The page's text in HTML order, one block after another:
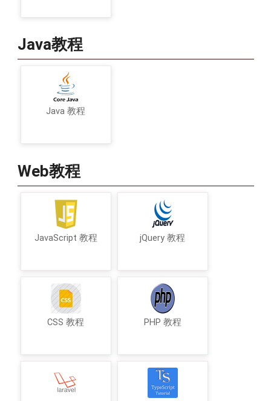
Java教程
Java 教程
Web教程
JavaScript 教程 jQuery 教程
CSS 教程 PHP 教程